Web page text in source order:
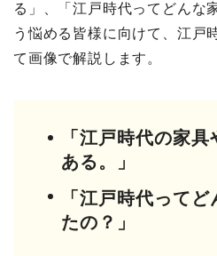
る」、「江戸時代ってどんな
う悩める皆様に向けて、江戸
て画像で解説します。
「江戸時代の家
ある。」
「江戸時代って
たの？」